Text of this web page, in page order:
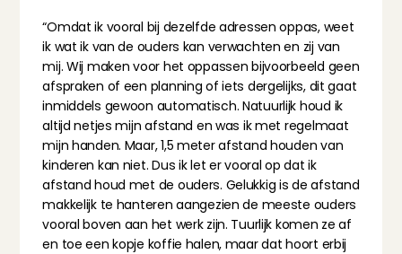
“Omdat ik vooral bij dezelfde adressen oppas, weet
ik wat ik van de ouders kan verwachten en zij van
mij. Wij maken voor het oppassen bijvoorbeeld geen
afspraken of een planning of iets dergelijks, dit gaat
inmiddels gewoon automatisch. Natuurlijk houd ik
altijd netjes mijn afstand en was ik met regelmaat
mijn handen. Maar, 1,5 meter afstand houden van
kinderen kan niet. Dus ik let er vooral op dat ik
afstand houd met de ouders. Gelukkig is de afstand
makkelijk te hanteren aangezien de meeste ouders
vooral boven aan het werk zijn. Tuurlijk komen ze af
en toe een kopje koffie halen, maar dat hoort erbij